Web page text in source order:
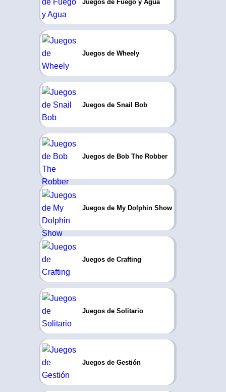
Juegos de Fuego y Agua
Juegos de Wheely
Juegos de Snail Bob
Juegos de Bob The Robber
Juegos de My Dolphin Show
Juegos de Crafting
Juegos de Solitario
Juegos de Gestión